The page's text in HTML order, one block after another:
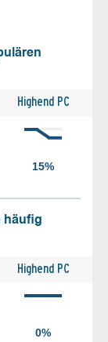
Highend PC
häufig
Highend PC